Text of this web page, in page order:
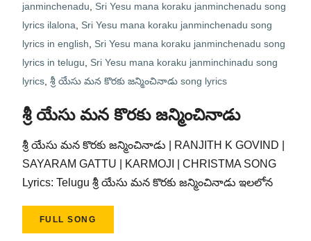
janminchenadu
Sri Yesu mana koraku janminchenadu song
lyrics ilalona
Sri Yesu mana koraku janminchenadu song
lyrics in english
Sri Yesu mana koraku janminchenadu song
lyrics in telugu
Sri Yesu mana koraku janminchinadu song
lyrics, శ్రీ యేసు మన కొరకు జన్మించినాడు song lyrics
శ్రీ యేసు మన కొరకు జన్మించినాడు
శ్రీ యేసు మన కొరకు జన్మించినాడు | RANJITH K GOVIND |
SAYARAM GATTU | KARMOJI | CHRISTMA SONG
Lyrics: Telugu శ్రీ యేసు మన కొరకు జన్మించినాడు ఇలలోన
FULL SONG